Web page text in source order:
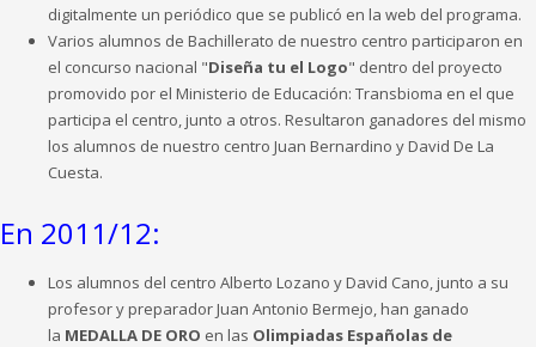
digitalmente un periódico que se publicó en la web del programa.
Varios alumnos de Bachillerato de nuestro centro participaron en
el concurso nacional "Diseña tu el Logo" dentro del proyecto
promovido por el Ministerio de Educación: Transbioma en el que
participa el centro, junto a otros. Resultaron ganadores del mismo
los alumnos de nuestro centro Juan Bernardino y David De La
Cuesta.
En 2011/12:
Los alumnos del centro Alberto Lozano y David Cano, junto a su
profesor y preparador Juan Antonio Bermejo, han ganado
la MEDALLA DE ORO en las Olimpiadas Españolas de